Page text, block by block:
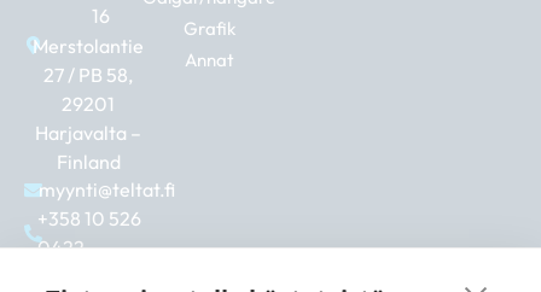
16
Merstolantie
27 / PB 58,
29201
Harjavalta –
Finland
myynti@teltat.fi
+358 10 526
0422
Grafik
Annat